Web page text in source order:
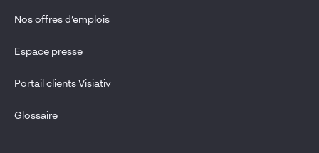
Nos offres d’emplois
Espace presse
Portail clients Visiativ
Glossaire